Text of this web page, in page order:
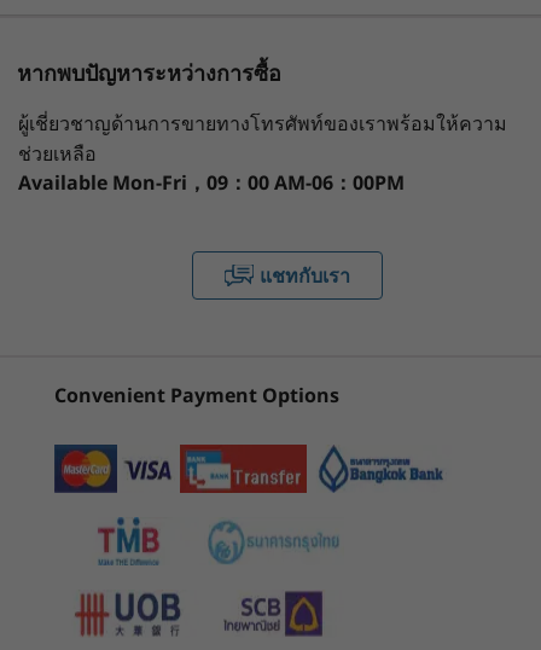
ของฟังก์ชัน Smart Power ของ Lenovo AI Engine
มากมายสำหรับสื่อและความบันเทิง
บางขึ้น เบาขึ้น แข็งแกร่งขึ้น
Graphics
AMD Radeon™ Graphics
Memory
Up to 19.5 hours* (Video playback)
*All battery life claims are approximate and based on two methods of testing:
the latest update of Windows 10 (with 150 nits' brightness and default volume level).
Actual battery life will vary and depends on many factors such as product
configuration and usage, software use, wireless functionality, power management
settings, and screen brightness. The maximum capacity of the battery will decrease
USB-A 3.2 Gen 1
USB-C 3.2 Gen 1 (full-function)
HDMI™ 1.4
USB-C 3.2 Gen 1 (full-function)
กำลังดูอยู่
5 (16", Gen 8)
(142)
5i (16", Gen 11)
(6)
เริ่มต้นที่
ร้านค้า
5i (13",
Explore All Laptops
หากพบปัญหาระหว่างการซื้อ
ผู้เชี่ยวชาญด้านการขายทางโทรศัพท์ของเราพร้อมให้ความ
ช่วยเหลือ
Available Mon-Fri，09：00 AM-06：00PM
แชทกับเรา
Convenient Payment Options